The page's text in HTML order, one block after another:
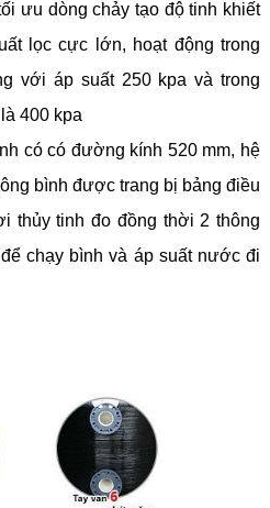
ưu dòng chảy tạo độ tinh khiết
lọc cực lớn, hoạt động trong
với áp suất 250 kpa và trong
400 kpa
có có đường kính 520 mm, hệ
bình được trang bị bảng điều
thủy tinh đo đồng thời 2 thông
chạy bình và áp suất nước đi